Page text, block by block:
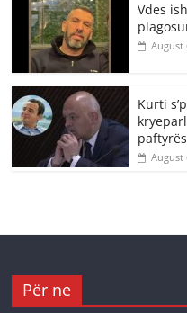
Vdes
August
Kurti
August
Për ne